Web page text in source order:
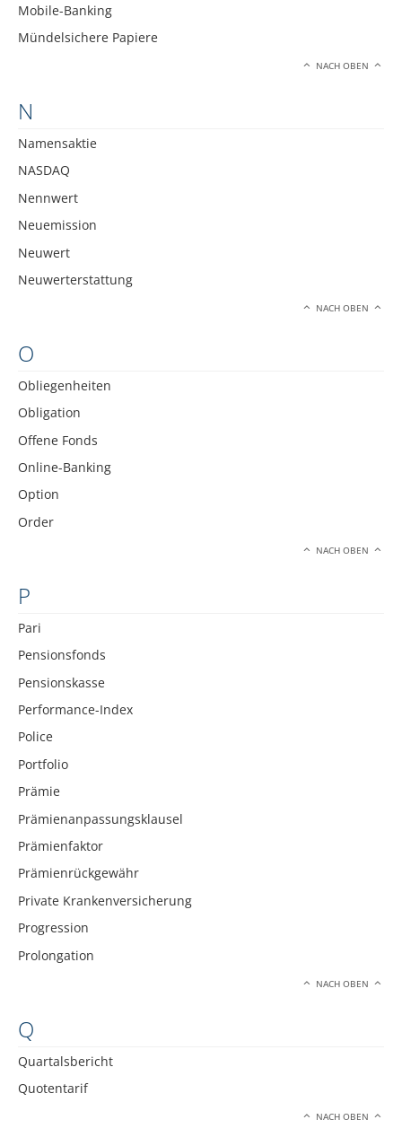
Mobile-Banking
Mündelsichere Papiere
NACH OBEN
N
Namensaktie
NASDAQ
Nennwert
Neuemission
Neuwert
Neuwerterstattung
NACH OBEN
O
Obliegenheiten
Obligation
Offene Fonds
Online-Banking
Option
Order
NACH OBEN
P
Pari
Pensionsfonds
Pensionskasse
Performance-Index
Police
Portfolio
Prämie
Prämienanpassungsklausel
Prämienfaktor
Prämienrückgewähr
Private Krankenversicherung
Progression
Prolongation
NACH OBEN
Q
Quartalsbericht
Quotentarif
NACH OBEN